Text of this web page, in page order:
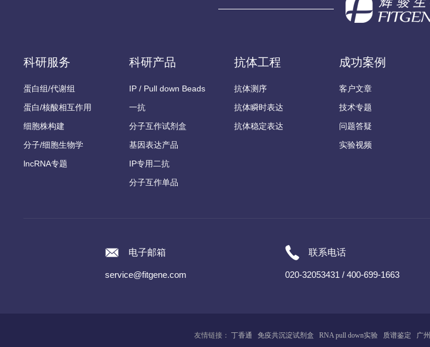
科研服务
蛋白组/代谢组
蛋白/核酸相互作用
细胞株构建
分子/细胞生物学
lncRNA专题
科研产品
IP / Pull down Beads
一抗
分子互作试剂盒
基因表达产品
IP专用二抗
分子互作单品
抗体工程
抗体测序
抗体瞬时表达
抗体稳定表达
成功案例
客户文章
技术专题
问题答疑
实验视频
电子邮箱
service@fitgene.com
联系电话
020-32053431 / 400-699-1663
友情链接： 丁香通 免疫共沉淀试剂盒 RNA pull down实验 质谱鉴定 广州